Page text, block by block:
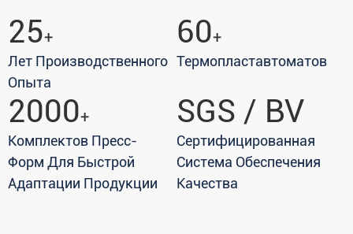
25+
Лет Производственного
Опыта
60+
Термопластавтоматов
2000+
Комплектов Пресс-
Форм Для Быстрой
Адаптации Продукции
SGS / BV
Сертифицированная
Система Обеспечения
Качества